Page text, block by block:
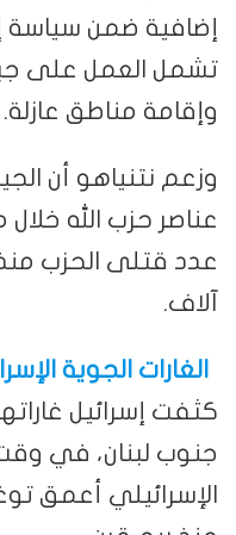
إضافية ضمن سياسة
تشمل العمل على
وإقامة مناطق عازلة.
عناصر حزب الله خلال
آلاف.
الغارات الجوية
كثفت إسرائيل
جنوب لبنان، في
الإسرائيلي أعمق